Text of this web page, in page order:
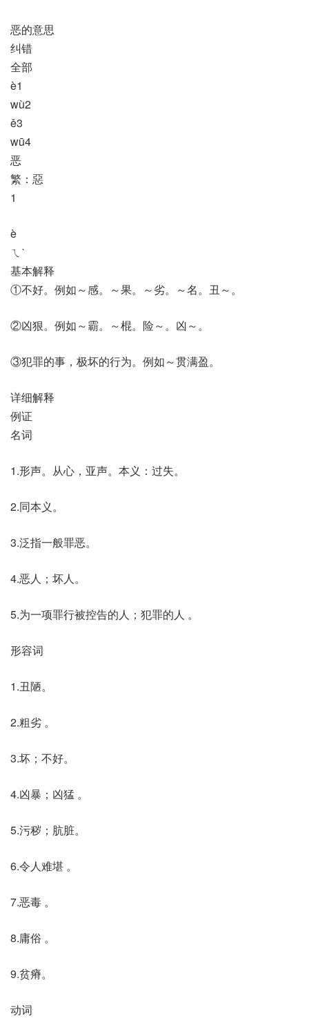
恶的意思
纠错
全部
è1
wù2
ě3
wū4
恶
繁：惡
1
è
ㄟˋ
基本解释
①不好。例如～感。～果。～劣。～名。丑～。
②凶狠。例如～霸。～棍。险～。凶～。
③犯罪的事，极坏的行为。例如～贯满盈。
详细解释
例证
名词
1.形声。从心，亚声。本义：过失。
2.同本义。
3.泛指一般罪恶。
4.恶人；坏人。
5.为一项罪行被控告的人；犯罪的人 。
形容词
1.丑陋。
2.粗劣 。
3.坏；不好。
4.凶暴；凶猛 。
5.污秽；肮脏。
6.令人难堪 。
7.恶毒 。
8.庸俗 。
9.贫瘠。
动词